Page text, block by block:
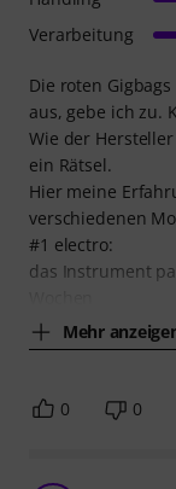
Die roten
aus, gebe ich zu.
Wie der
ein Rätsel.
Hier meine
verschiedenen
#1 electro:
das Instrument
Mehr
Verarbeitung
0 0